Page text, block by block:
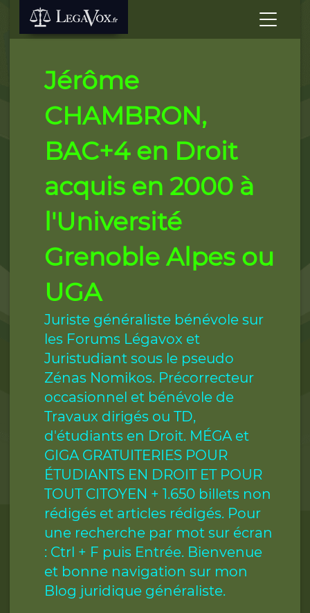
Jérôme
CHAMBRON,
BAC+4 en Droit
acquis en 2000 à
l'Université
Grenoble Alpes ou
UGA
Juriste généraliste bénévole sur
les Forums Légavox et
Juristudiant sous le pseudo
Zénas Nomikos. Précorrecteur
occasionnel et bénévole de
Travaux dirigés ou TD,
d'étudiants en Droit. MÉGA et
GIGA GRATUITERIES POUR
ÉTUDIANTS EN DROIT ET POUR
TOUT CITOYEN + 1.650 billets non
rédigés et articles rédigés. Pour
une recherche par mot sur écran
: Ctrl + F puis Entrée. Bienvenue
et bonne navigation sur mon
Blog juridique généraliste.